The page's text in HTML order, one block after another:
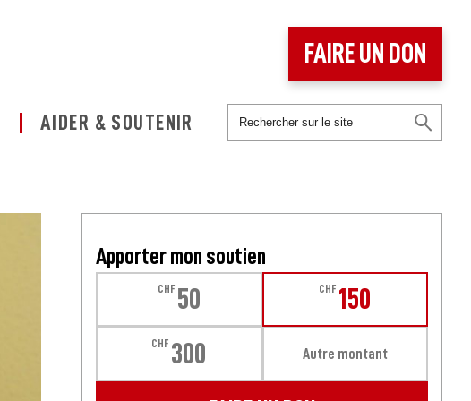
AIDER & SOUTENIR
FAIRE UN DON
Apporter mon soutien
CHF 50 CHF 150
CHF 300 Autre montant